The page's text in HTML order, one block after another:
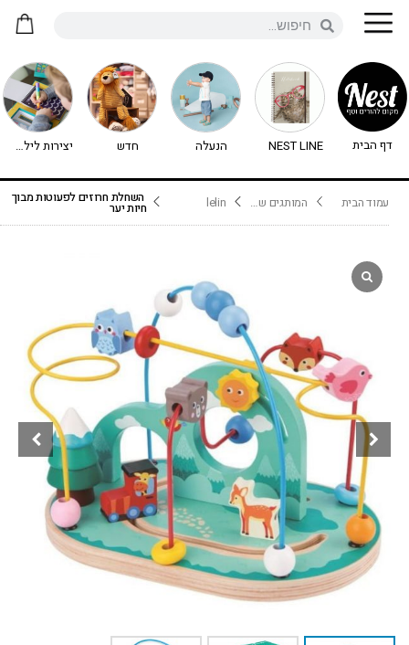
דף הבית NEST LINE הנעלה חדש יצירות לילדים - יצירה לילדים
עמוד הבית המותגים שלנו lelin השחלת חרוזים לפעוטות מבוך
חיות יער